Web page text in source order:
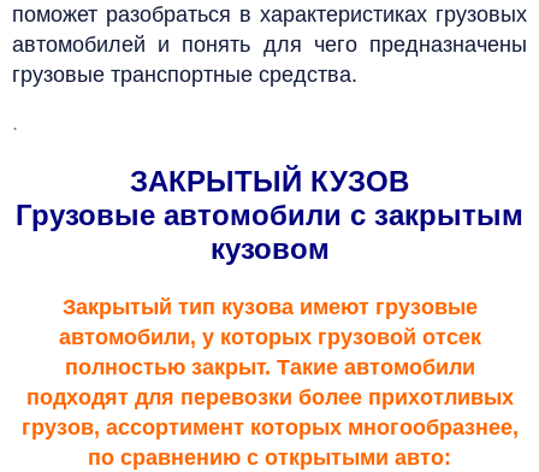
поможет разобраться в характеристиках грузовых
автомобилей и понять для чего предназначены
грузовые транспортные средства.
.
ЗАКРЫТЫЙ КУЗОВ
Грузовые автомобили с закрытым
кузовом
Закрытый тип кузова имеют грузовые
автомобили, у которых грузовой отсек
полностью закрыт. Такие автомобили
подходят для перевозки более прихотливых
грузов, ассортимент которых многообразнее,
по сравнению с открытыми авто: